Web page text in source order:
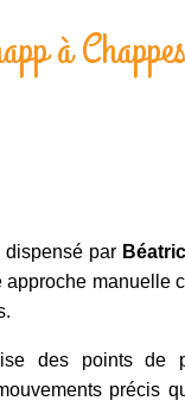
à Chappes
dispensé par
approche manuelle
des points de
précis